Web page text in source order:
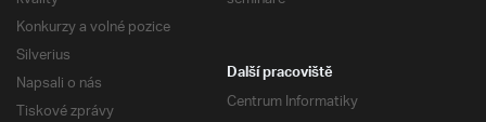
Konkurzy a volné pozice
Silverius
Napsali o nás
Tiskové zprávy
Další pracoviště
Centrum Informatiky